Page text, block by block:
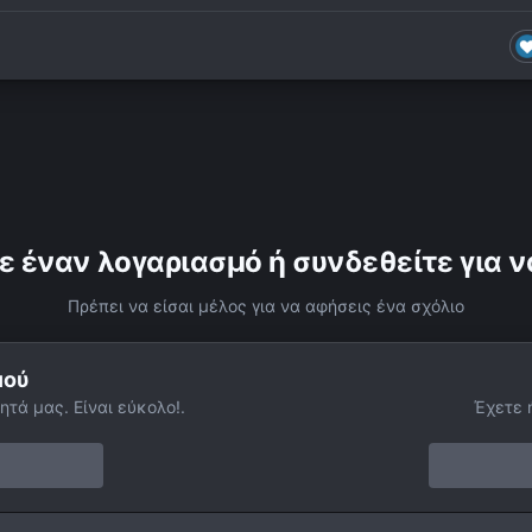
έναν λογαριασμό ή συνδεθείτε για
Πρέπει να είσαι μέλος για να αφήσεις ένα σχόλιο
μας. Είναι εύκολο!. Έχετε